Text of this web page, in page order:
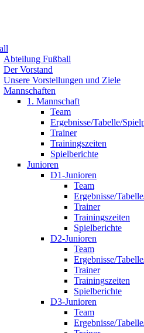
Abteilung Fußball
Der Vorstand
Unsere Vorstellungen und Ziele
Mannschaften
1. Mannschaft
Team
Ergebnisse/Tabelle/
Trainer
Trainingszeiten
Spielberichte
Junioren
D1-Junioren
Team
Ergebnisse/
Trainer
Trainingszeiten
Spielberichte
D2-Junioren
Team
Ergebnisse/
Trainer
Trainingszeiten
Spielberichte
D3-Junioren
Team
Ergebnisse/